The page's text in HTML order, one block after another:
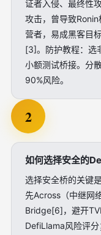
证者入侵、最终性
攻击，曾导致
营者，易成黑客目
[3]。防护教程：选
小额测试桥接。分
90%风险。
2
如何选择安全的
选择安全桥的关键
先Across（中继网
Bridge[6]，避开
DefiLlama风险评